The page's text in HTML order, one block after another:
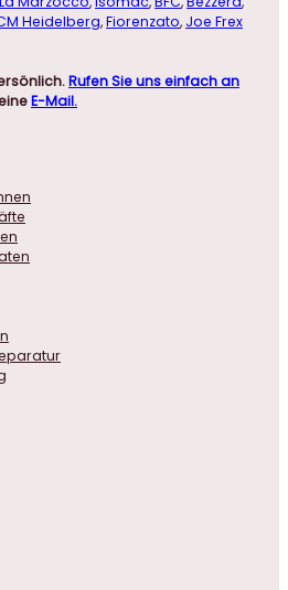
Heidelberg,Fiorenzato, Joe Frex
Rufen Sie uns einfach an
E-Mail.